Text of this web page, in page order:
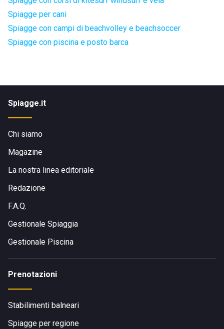
Spiagge per cani
Spiagge con campi di beachvolley e beachsoccer
Spiagge con piscina e posto barca
Spiagge.it
Chi siamo
Magazine
La nostra linea editoriale
Redazione
F.A.Q.
Gestionale Spiaggia
Gestionale Piscina
Prenotazioni
Stabilimenti balneari
Spiagge per regione